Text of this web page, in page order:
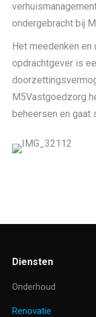
ondergebracht bij
Het meedenken en
opdrachtgever is
M5Vastgoedzorg
beheersen en gaat
Diensten
Onderhoud
Renovatie